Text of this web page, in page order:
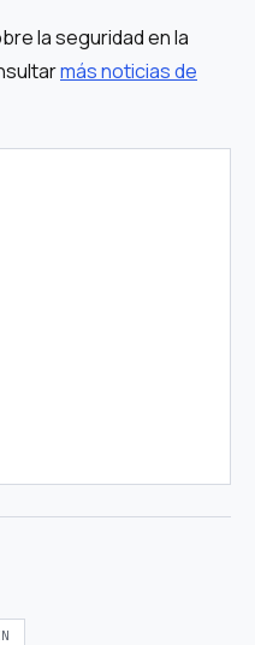
la seguridad en la
más noticias de